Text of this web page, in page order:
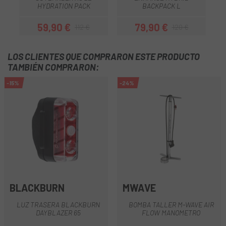
HYDRATION PACK
Precio
59,90 €Precio regular
BACKPACK L
Precio
79,90 €Precio regular
LOS CLIENTES QUE COMPRARON ESTE PRODUCTO
TAMBIÉN COMPRARON:
-15%
BLACKBURN
LUZ TRASERA BLACKBURN
DAYBLAZER 65
-24%
MWAVE
BOMBA TALLER M-WAVE AIR
FLOW MANOMETRO